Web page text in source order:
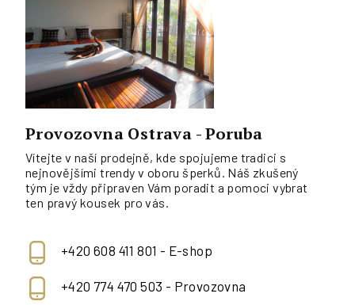
Provozovna Ostrava - Poruba
Vítejte v naší prodejně, kde spojujeme tradici s
nejnovějšími trendy v oboru šperků. Náš zkušený
tým je vždy připraven Vám poradit a pomoci vybrat
ten pravý kousek pro vás.
+420 608 411 801 - E-shop
+420 774 470 503 - Provozovna